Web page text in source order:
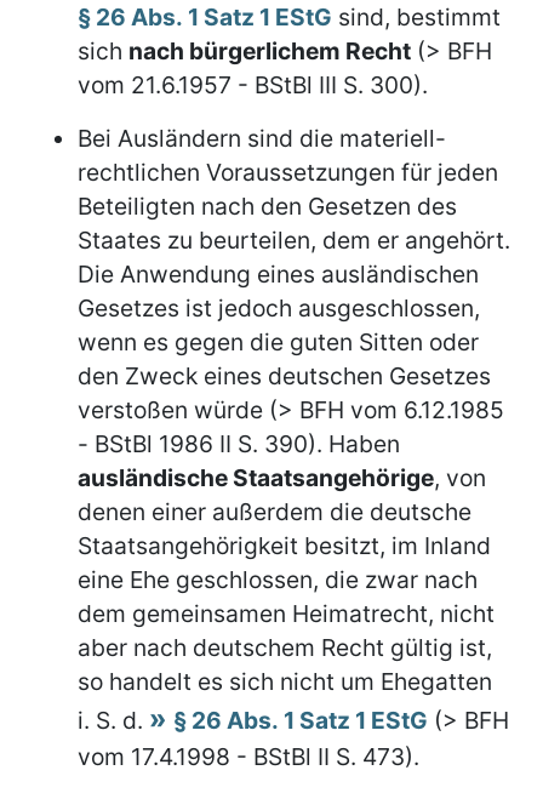
§ 26 Abs. 1 Satz 1 EStG sind, bestimmt
sich nach bürgerlichem Recht (> BFH
vom 21.6.1957 - BStBl III S. 300).
Bei Ausländern sind die materiell-
rechtlichen Voraussetzungen für jeden
Beteiligten nach den Gesetzen des
Staates zu beurteilen, dem er angehört.
Die Anwendung eines ausländischen
Gesetzes ist jedoch ausgeschlossen,
wenn es gegen die guten Sitten oder
den Zweck eines deutschen Gesetzes
verstoßen würde (> BFH vom 6.12.1985
- BStBl 1986 II S. 390). Haben
ausländische Staatsangehörige, von
denen einer außerdem die deutsche
Staatsangehörigkeit besitzt, im Inland
eine Ehe geschlossen, die zwar nach
dem gemeinsamen Heimatrecht, nicht
aber nach deutschem Recht gültig ist,
so handelt es sich nicht um Ehegatten
i. S. d.
§ 26 Abs. 1 Satz 1 EStG (> BFH
vom 17.4.1998 - BStBl II S. 473).